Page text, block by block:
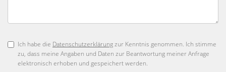
Ich habe die Datenschutzerklärungzur Kenntnis genommen. Ich stimme
zu, dass meine Angaben und Daten zur Beantwortung meiner Anfrage
elektronisch erhoben und gespeichert werden.